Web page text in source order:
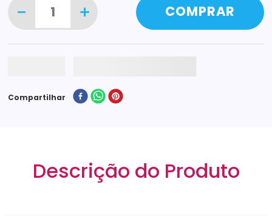
＋
－ COMPRAR
Compartilhar
Descrição do Produto